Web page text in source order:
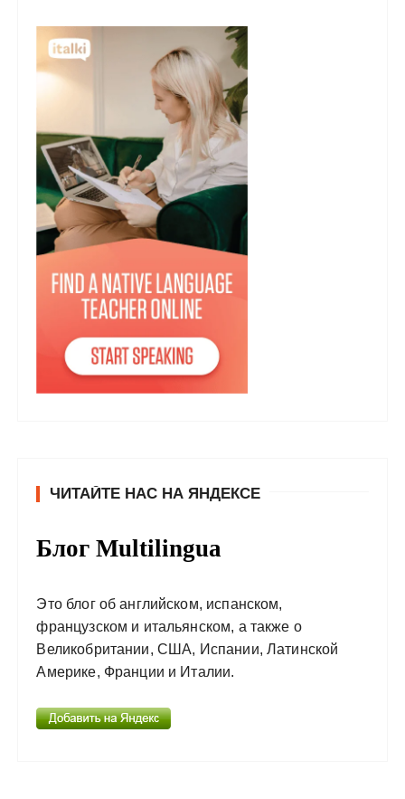
ЧИТАЙТЕ НАС НА ЯНДЕКСЕ
Блог Multilingua
Это блог об английском, испанском,
французском и итальянском, а также о
Великобритании, США, Испании, Латинской
Америке, Франции и Италии.